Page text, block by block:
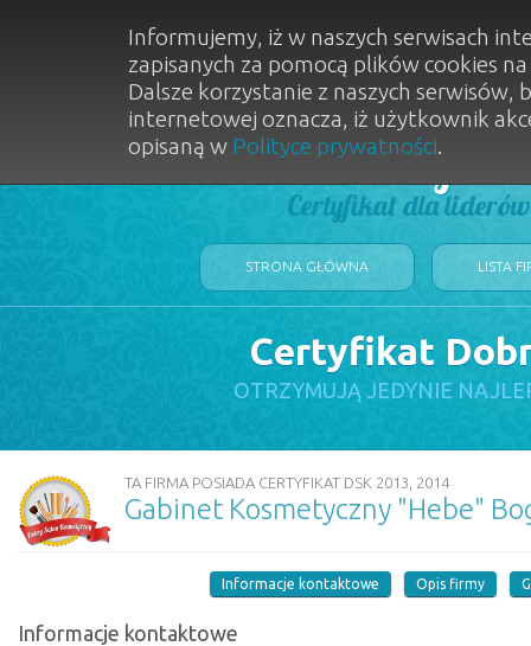
Dobry
Certyfikat dla
STRONA GŁÓWNA LISTA
Certyfikat
OTRZYMUJĄ JEDYNIE
TA FIRMA POSIADA CERTYFIKAT DSK 2013, 2014
Gabinet Kosmetyczny "Hebe"
Informacje kontaktowe Opis firmy
Informacje kontaktowe
Informujemy, iż w naszych serwisach
zapisanych za pomocą plików cookies
Dalsze korzystanie z naszych
internetowej oznacza, iż użytkownik
opisaną w Polityce prywatności.